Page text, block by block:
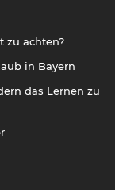
zu achten?
in Bayern
das Lernen zu